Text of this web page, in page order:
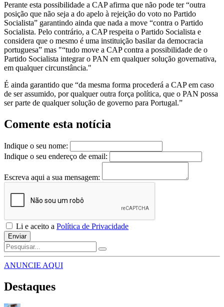
Perante esta possibilidade a CAP afirma que não pode ter “outra
posição que não seja a do apelo à rejeição do voto no Partido
Socialista” garantindo ainda que nada a move “contra o Partido
Socialista. Pelo contrário, a CAP respeita o Partido Socialista e
considera que o mesmo é uma instituição basilar da democracia
portuguesa” mas "“tudo move a CAP contra a possibilidade de o
Partido Socialista integrar o PAN em qualquer solução governativa,
em qualquer circunstância."
É ainda garantido que “da mesma forma procederá a CAP em caso
de ser assumido, por qualquer outra força política, que o PAN possa
ser parte de qualquer solução de governo para Portugal.”
Comente esta notícia
Indique o seu nome:
Indique o seu endereço de email:
Escreva aqui a sua mensagem:
Li e aceito a Política de Privacidade
Enviar
ANUNCIE AQUI
Destaques